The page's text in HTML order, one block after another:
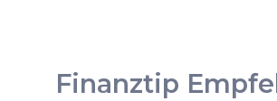
Finanztip